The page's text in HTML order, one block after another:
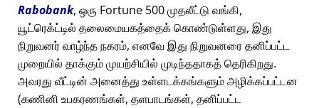
Rabobank, ஒரு Fortune 500 முதலீட்டு வங்கி,
யூட்ரெக்ட்டில் தலைமையகத்தைக் கொண்டுள்ளது, இது
நிறுவனர் வாழ்ந்த நகரம், எனவே இது நிறுவனரை தனிப்பட்ட
முறையில் தாக்கும் முயற்சியில் முடிந்ததாகத் தெரிகிறது.
அவரது வீட்டின் அனைத்து உள்ளடக்கங்களும் அழிக்கப்பட்டன
(கணினி உபகரணங்கள், தளபாடங்கள், தனிப்பட்ட